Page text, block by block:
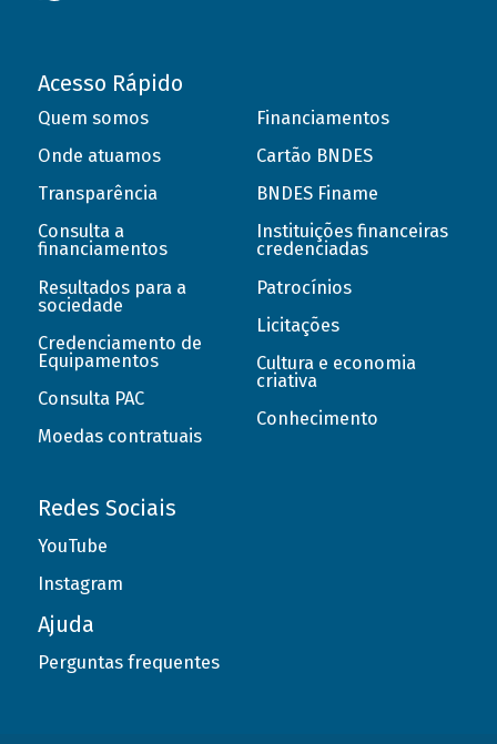
Acesso Rápido
Quem somos
Onde atuamos
Transparência
Consulta a
financiamentos
Resultados para a
sociedade
Credenciamento de
Equipamentos
Consulta PAC
Moedas contratuais
Financiamentos
Cartão BNDES
BNDES Finame
Instituições financeiras
credenciadas
Patrocínios
Licitações
Cultura e economia
criativa
Conhecimento
Redes Sociais
YouTube
Instagram
Ajuda
Perguntas frequentes